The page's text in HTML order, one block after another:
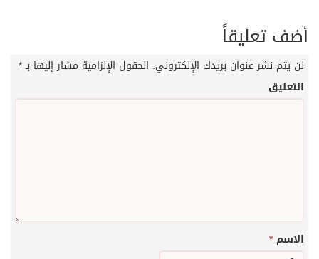
أضف تعليقاً
لن يتم نشر عنوان بريدك الإلكتروني. الحقول الإلزامية مشار إليها بـ*
التعليق
الاسم*